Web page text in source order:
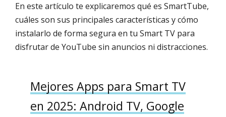
En este artículo te explicaremos qué es SmartTube,
cuáles son sus principales características y cómo
instalarlo de forma segura en tu Smart TV para
disfrutar de YouTube sin anuncios ni distracciones.
Mejores Apps para Smart TV
en 2025: Android TV, Google